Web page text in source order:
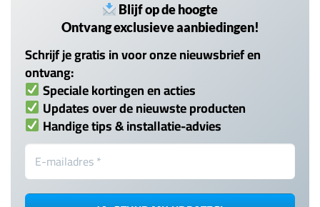
Blijf op de hoogte
Ontvang exclusieve aanbiedingen!
Schrijf je gratis in voor onze nieuwsbrief en
ontvang:
Speciale kortingen en acties
Updates over de nieuwste producten
Handige tips & installatie-advies